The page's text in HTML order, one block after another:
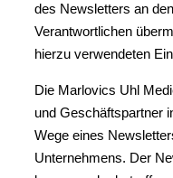
des Newsletters an
Verantwortlichen
hierzu verwendeten
Die Marlovics Uhl
und Geschäftspartner
Wege eines
Unternehmens. Der